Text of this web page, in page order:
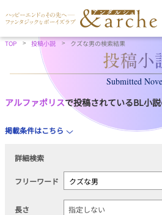
TOP 投稿小説 クズな男の検索結果
Submitted
アルファポリスで投稿されているBL小説
掲載条件はこちら
詳細検索
フリーワード
長さ